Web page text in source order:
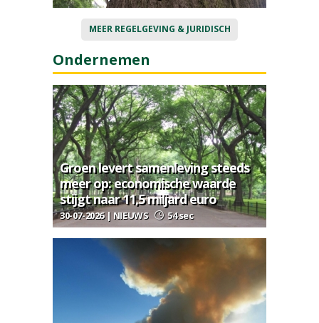
MEER REGELGEVING & JURIDISCH
Ondernemen
Groen levert samenleving steeds
meer op: economische waarde
stijgt naar 11,5 miljard euro
30-07-2026 | NIEUWS 54 sec